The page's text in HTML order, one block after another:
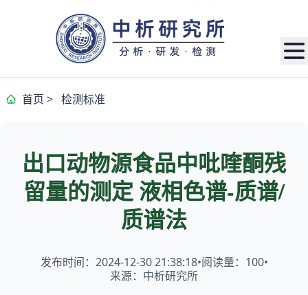
首页 > 检测标准
出口动物源食品中吡喹酮残
留量的测定 液相色谱-质谱/
质谱法
发布时间：2024-12-30 21:38:18•阅读量： 100•
来源：中析研究所